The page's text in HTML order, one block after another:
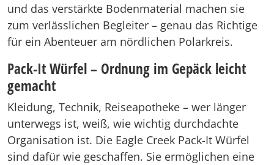
und das verstärkte Bodenmaterial machen sie
zum verlässlichen Begleiter – genau das Richtige
für ein Abenteuer am nördlichen Polarkreis.
Pack-It Würfel – Ordnung im Gepäck leicht
gemacht
Kleidung, Technik, Reiseapotheke – wer länger
unterwegs ist, weiß, wie wichtig durchdachte
Organisation ist. Die Eagle Creek Pack-It Würfel
sind dafür wie geschaffen. Sie ermöglichen eine